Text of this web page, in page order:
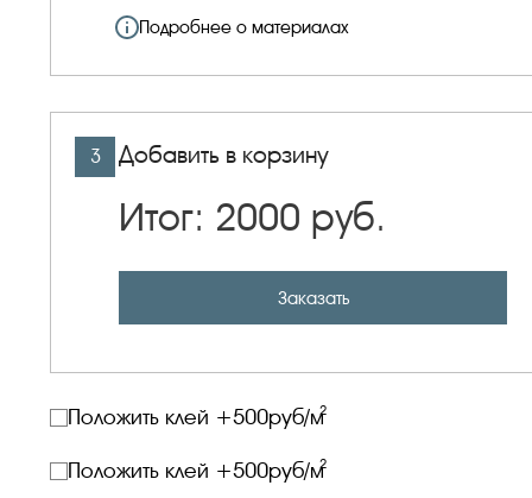
Подробнее о материалах
3 Добавить в корзину
Итог: 2000 руб.
Заказать
Положить клей +500руб/м2
Положить клей +500руб/м2